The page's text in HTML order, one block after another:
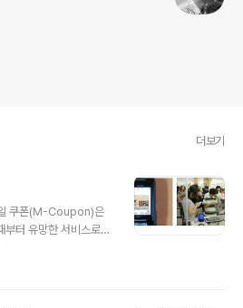
더보기
쿠폰(M-Coupon)은
부터 유망한 서비스로
져 있는 서비스였다.